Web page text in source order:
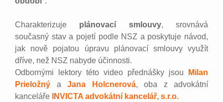
Charakterizuje plánovací smlouvy, srovnává
současný stav a pojetí podle NSZ a poskytuje návod,
jak nově pojatou úpravu plánovací smlouvy využít
dříve, než NSZ nabyde účinnosti.
Odbornými lektory této video přednášky jsou
Milan
Prieložný
a Jana Holcnerová, oba z advokátní
kanceláře
INVICTA advokátní kancelář, s.r.o.